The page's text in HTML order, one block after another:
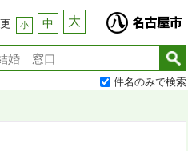
小 中 大
件名のみで検索